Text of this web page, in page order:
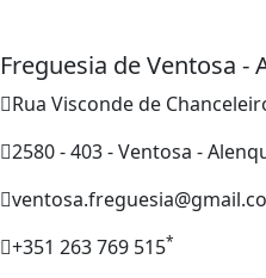
Freguesia de Ventosa -
Rua Visconde de
2580 - 403 - Ventosa -
+351 263 769 515*